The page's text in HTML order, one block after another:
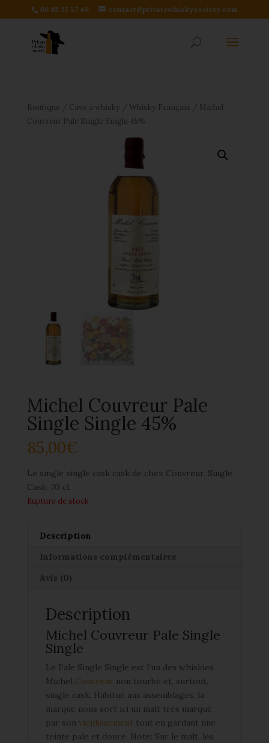
06 83 25 57 46 contact@privatewhiskysociety.com
Boutique / Cave à whisky/ Whisky Français / Michel
Couvreur Pale Single Single 45%
Michel Couvreur Pale
Single Single 45%
85,00€
Le single single cask cask de chez Couvreur. Single
Cask. 70 cl.
Rupture de stock
Description
Informations complémentaires
Avis (0)
Description
Michel Couvreur Pale Single
Single
Le Pale Single Single est l’un des whiskies
Michel Couvreur non tourbé et, surtout,
single cask. Habitué aux assemblages, la
marque nous sort ici un malt très marqué
par son vieillissement tout en gardant une
teinte pale et douce. Note: Sur le malt, les